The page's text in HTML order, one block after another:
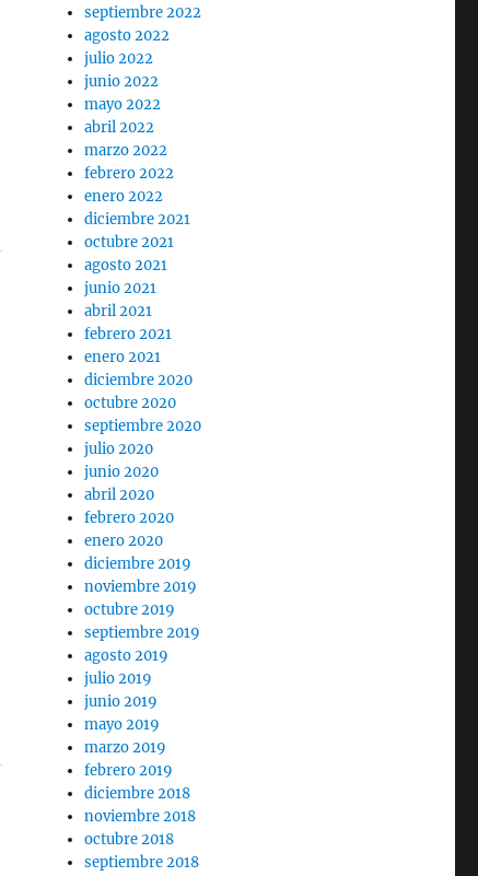
septiembre 2022
agosto 2022
julio 2022
junio 2022
mayo 2022
abril 2022
marzo 2022
febrero 2022
enero 2022
diciembre 2021
octubre 2021
agosto 2021
junio 2021
abril 2021
febrero 2021
enero 2021
diciembre 2020
octubre 2020
septiembre 2020
julio 2020
junio 2020
abril 2020
febrero 2020
enero 2020
diciembre 2019
noviembre 2019
octubre 2019
septiembre 2019
agosto 2019
julio 2019
junio 2019
mayo 2019
marzo 2019
febrero 2019
diciembre 2018
noviembre 2018
octubre 2018
septiembre 2018